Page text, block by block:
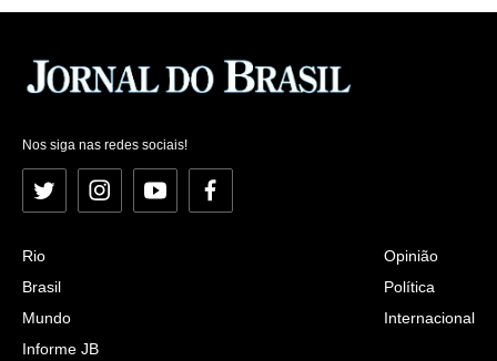
Nos siga nas redes sociais!
Twitter InstagramYouTubeFacebook
Rio
Brasil
Mundo
Informe JB
Opinião
Política
Internacional